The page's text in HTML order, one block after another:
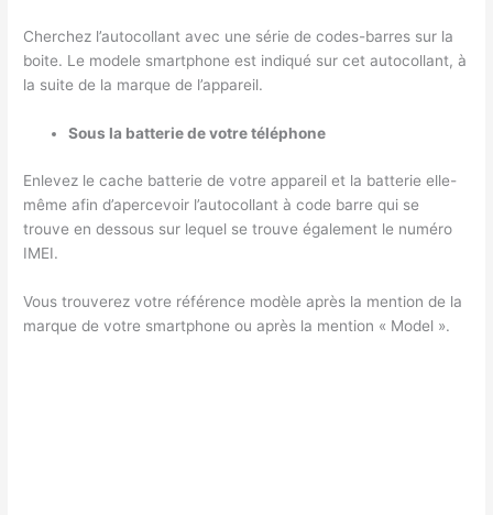
Cherchez l’autocollant avec une série de codes-barres sur la
boite. Le modele smartphone est indiqué sur cet autocollant, à
la suite de la marque de l’appareil.
Sous la batterie de votre téléphone
Enlevez le cache batterie de votre appareil et la batterie elle-
même afin d’apercevoir l’autocollant à code barre qui se
trouve en dessous sur lequel se trouve également le numéro
IMEI.
Vous trouverez votre référence modèle après la mention de la
marque de votre smartphone ou après la mention « Model ».